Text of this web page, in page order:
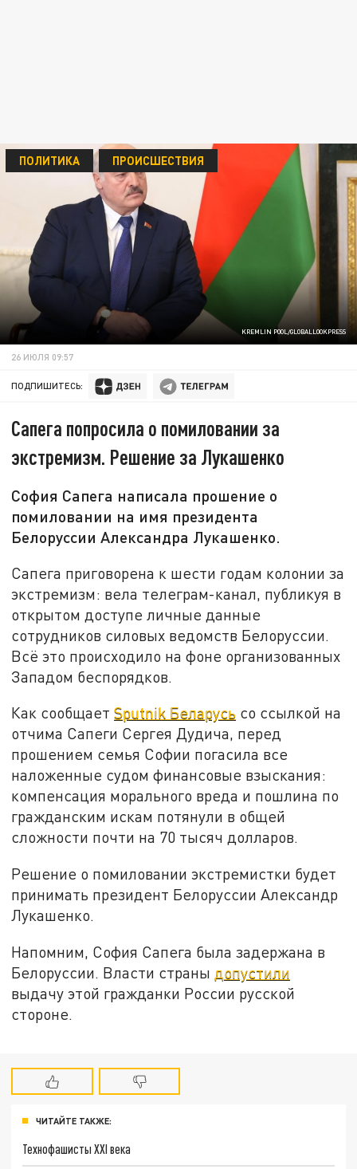
KREMLIN POOL/GLOBALLOOKPRESS
ПОЛИТИКА ПРОИСШЕСТВИЯ
26 ИЮЛЯ 09:57
ПОДПИШИТЕСЬ:
Сапега попросила о помиловании за
экстремизм. Решение за Лукашенко
София Сапега написала прошение о
помиловании на имя президента
Белоруссии Александра Лукашенко.
Сапега приговорена к шести годам колонии за
экстремизм: вела телеграм-канал, публикуя в
открытом доступе личные данные
сотрудников силовых ведомств Белоруссии.
Всё это происходило на фоне организованных
Западом беспорядков.
Как сообщаетSputnik Беларусь со ссылкой на
отчима Сапеги Сергея Дудича, перед
прошением семья Софии погасила все
наложенные судом финансовые взыскания:
компенсация морального вреда и пошлина по
гражданским искам потянули в общей
сложности почти на 70 тысяч долларов.
Решение о помиловании экстремистки будет
принимать президент Белоруссии Александр
Лукашенко.
Напомним, София Сапега была задержана в
Белоруссии. Власти страны допустили
выдачу этой гражданки России русской
стороне.
ЧИТАЙТЕ ТАКЖЕ:
Технофашисты XXI века